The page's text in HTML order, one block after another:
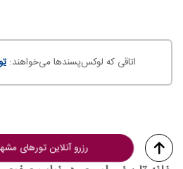
اتاقی که لوکس‌پسندها می‌خواهند:
رزرو آنلاین تورهای